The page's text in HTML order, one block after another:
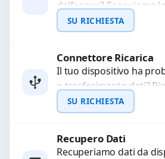
dall’acqua? Eseguiamo
pulizia agli ultrasuoni
ossidazioni, ripristinare i
SU RICHIESTA
Richiedi
Connettore Ricarica
Il tuo dispositivo ha
o trasferimento dati?
sostituiamo connettori
rotti, allentati,
SU RICHIESTA
Richiedi
Recupero Dati
Recuperiamo dati da